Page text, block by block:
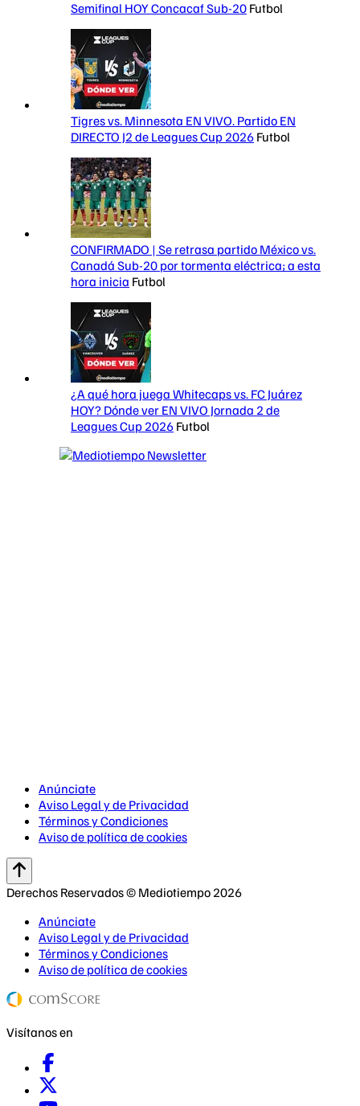
Semifinal HOY Concacaf Sub-20 Futbol
Tigres vs. Minnesota EN VIVO. Partido EN
DIRECTO J2 de Leagues Cup 2026 Futbol
CONFIRMADO | Se retrasa partido México vs.
Canadá Sub-20 por tormenta eléctrica; a esta
hora inicia Futbol
¿A qué hora juega Whitecaps vs. FC Juárez
HOY? Dónde ver EN VIVO Jornada 2 de
Leagues Cup 2026 Futbol
Anúnciate
Aviso Legal y de Privacidad
Términos y Condiciones
Aviso de política de cookies
Derechos Reservados © Mediotiempo 2026
Anúnciate
Aviso Legal y de Privacidad
Términos y Condiciones
Aviso de política de cookies
Visítanos en